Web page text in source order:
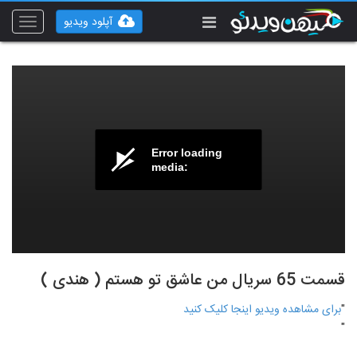
Toggle
آپلود ویدیو
Error loading
media:
قسمت 65 سریال من عاشق تو هستم ( هندی )
"برای مشاهده ویدیو اینجا کلیک کنید
"